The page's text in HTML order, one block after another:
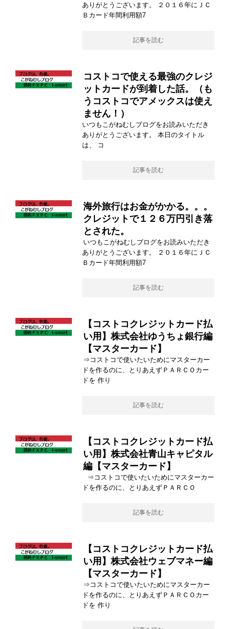
ありがとうございます。 ２０１６年にＪＣ
Ｂカード年間利用額7
記事を読む
コストコで使える最強のクレジ
ットカードが到着した話。（も
うコストコでアメックスは使え
ません！）
いつもこがねむしブログをお読みいただき
ありがとうございます。 本日のタイトル
は、 コ
記事を読む
海外旅行はお金がかかる。。。
クレジットで１２６万円引き落
とされた。
いつもこがねむしブログをお読みいただき
ありがとうございます。 ２０１６年にＪＣ
Ｂカード年間利用額7
記事を読む
【コストコクレジットカード払
い用】株式会社ゆうちょ銀行編
【マスターカード】
⇒コストコで使いたいためにマスターカー
ドを作るのに、とりあえずＰＡＲＣＯカー
ドを 作り
記事を読む
【コストコクレジットカード払
い用】株式会社青山キャピタル
編【マスターカード】
⇒コストコで使いたいためにマスターカー
ドを作るのに、とりあえずＰＡＲＣＯ
記事を読む
【コストコクレジットカード払
い用】株式会社ウェブマネー編
【マスターカード】
⇒コストコで使いたいためにマスターカー
ドを作るのに、とりあえずＰＡＲＣＯカー
ドを 作り